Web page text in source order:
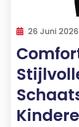
26 Juni 2026